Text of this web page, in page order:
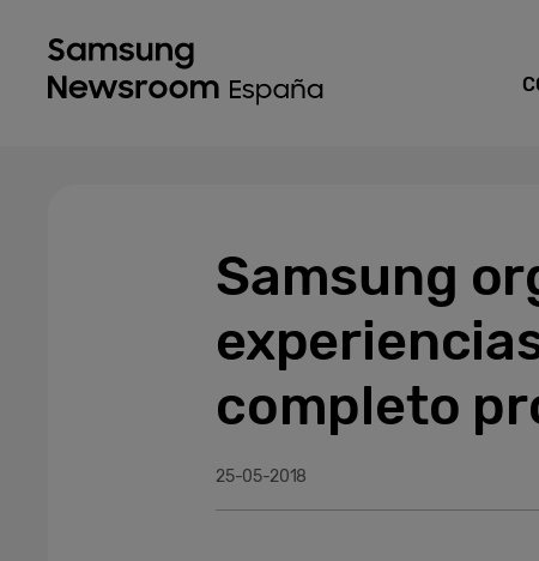
Samsung
completo
25-05-2018